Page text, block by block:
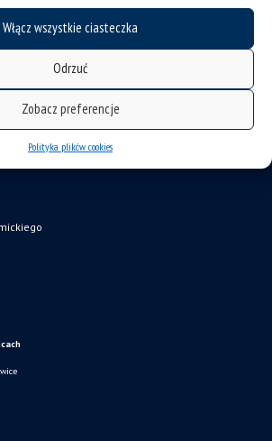
Włącz wszystkie ciasteczka
Odrzuć
Zobacz preferencje
Polityka plików cookies